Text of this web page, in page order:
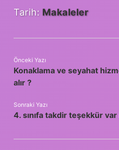
Tarih: Makaleler
Önceki Yazı
Konaklama ve seyahat
alır ?
Sonraki Yazı
4. sınıfa takdir teşekkür var